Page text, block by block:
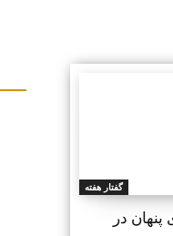
گفتار هفته
در